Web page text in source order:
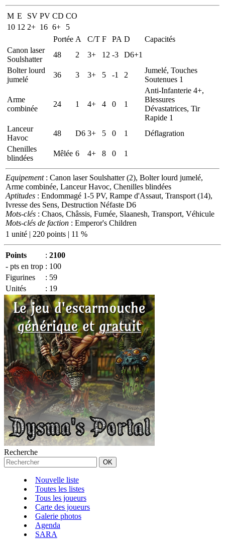
M E SV PV CD CO
10 12 2+ 16 6+
5
Portée A C/T F PA D
Capacités
Canon laser
Soulshatter
48 2 3+ 12 -3
D6+1
Bolter lourd
jumelé
36 3 3+ 5 -1 2
Jumelé, Touches
Soutenues 1
Arme
combinée
24 1 4+ 4 0 1
Anti-Infanterie 4+,
Blessures
Dévastatrices, Tir
Rapide 1
Lanceur
Havoc
48 D6 3+ 5 0 1
Déflagration
Chenilles
blindées
Mêlée 6 4+ 8 0 1
Equipement: Canon laser Soulshatter (2), Bolter lourd jumelé,
Arme combinée, Lanceur Havoc, Chenilles blindées
Aptitudes : Endommagé 1-5 PV, Rampe d'Assaut, Transport (14),
Ivresse des Sens, Destruction Néfaste D6
Mots-clés : Chaos, Châssis, Fumée, Slaanesh, Transport, Véhicule
Mots-clés de faction : Emperor's Children
1 unité | 220 points | 11 %
Points : 2100
- pts en trop : 100
Figurines
: 59
Unités
: 19
Recherche
Nouvelle liste
Toutes les listes
Tous les joueurs
Carte des joueurs
Galerie photos
Agenda
SARA